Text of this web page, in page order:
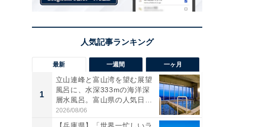
最新 一週間 一ヶ月
1
立山連峰と富山湾を望む展望
風呂に、水深333mの海洋深
層水風呂。富山県の人気日
帰...
2026/08/06